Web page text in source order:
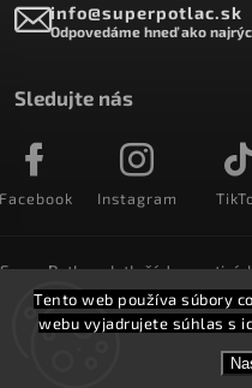
Tento web používa súbory
webu vyjadrujete súhlas s
info@superpotlac.sk
Odpovedáme hneď ako
Sledujte nás
Instagram
SuperPotlac.sk tlačí denne
Slovensku a doručované do
Vytvořil